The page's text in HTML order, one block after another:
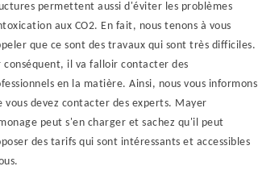
permettent aussi d'éviter les problèmes
aux CO2. En fait, nous tenons à vous
que ce sont des travaux qui sont très difficiles.
conséquent, il va falloir contacter des
en la matière. Ainsi, nous vous informons
vous devez contacter des experts. Mayer
peut s'en charger et sachez qu'il peut
des tarifs qui sont intéressants et accessibles